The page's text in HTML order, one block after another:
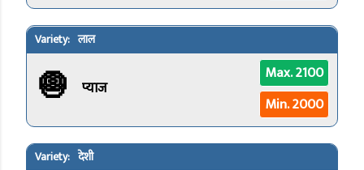
लाल
🧅 प्याज
Max. 2100
Min. 2000
देशी